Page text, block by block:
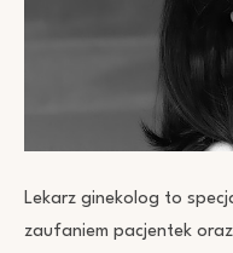
Lekarz ginekolog to
zaufaniem pacjentek